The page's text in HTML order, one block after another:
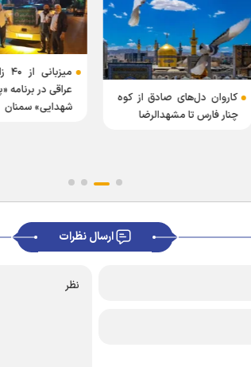
کاروان دل‌های صادق از کوه
چنار فارس تا مشهدالرضا
عراقی در برنامه
شهدایی» سمنان
ارسال نظرات